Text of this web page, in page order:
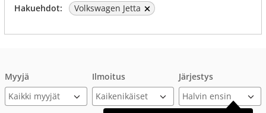
Hakuehdot: Volkswagen Jetta
Myyjä
Kaikki myyjät
Ilmoitus Järjestys